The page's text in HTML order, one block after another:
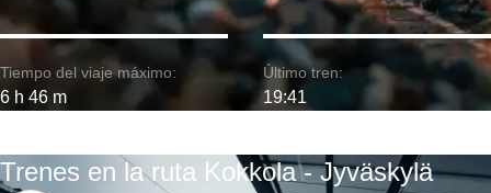
Tiempo del viaje máximo:
6 h 46 m
Último tren:
19:41
Trenes en la ruta Kokkola - Jyväskylä